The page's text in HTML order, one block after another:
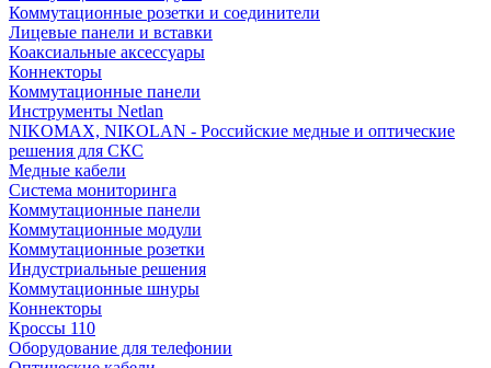
Коммутационные розетки и соединители
Лицевые панели и вставки
Коаксиальные аксессуары
Коннекторы
Коммутационные панели
Инструменты Netlan
NIKOMAX, NIKOLAN - Российские медные и оптические
решения для СКС
Медные кабели
Система мониторинга
Коммутационные панели
Коммутационные модули
Коммутационные розетки
Индустриальные решения
Коммутационные шнуры
Коннекторы
Кроссы 110
Оборудование для телефонии